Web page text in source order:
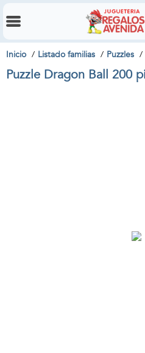
Inicio Listado familias Puzzles
Puzzle Dragon Ball 200